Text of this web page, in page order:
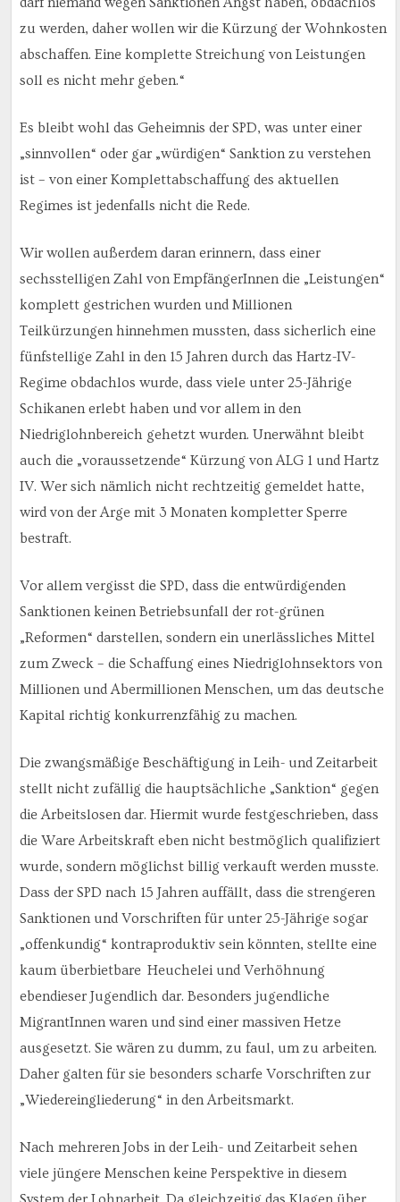
zu werden, daher wollen wir die Kürzung der Wohnkosten
abschaffen. Eine komplette Streichung von Leistungen
soll es nicht mehr geben.“
Es bleibt wohl das Geheimnis der SPD, was unter einer
„sinnvollen“ oder gar „würdigen“ Sanktion zu verstehen
ist – von einer Komplettabschaffung des aktuellen
Regimes ist jedenfalls nicht die Rede.
Wir wollen außerdem daran erinnern, dass einer
sechsstelligen Zahl von EmpfängerInnen die „Leistungen“
komplett gestrichen wurden und Millionen
Teilkürzungen hinnehmen mussten, dass sicherlich eine
fünfstellige Zahl in den 15 Jahren durch das Hartz-IV-
Regime obdachlos wurde, dass viele unter 25-Jährige
Schikanen erlebt haben und vor allem in den
Niedriglohnbereich gehetzt wurden. Unerwähnt bleibt
auch die „voraussetzende“ Kürzung von ALG 1 und Hartz
IV. Wer sich nämlich nicht rechtzeitig gemeldet hatte,
wird von der Arge mit 3 Monaten kompletter Sperre
bestraft.
Vor allem vergisst die SPD, dass die entwürdigenden
Sanktionen keinen Betriebsunfall der rot-grünen
„Reformen“ darstellen, sondern ein unerlässliches Mittel
zum Zweck – die Schaffung eines Niedriglohnsektors von
Millionen und Abermillionen Menschen, um das deutsche
Kapital richtig konkurrenzfähig zu machen.
Die zwangsmäßige Beschäftigung in Leih- und Zeitarbeit
stellt nicht zufällig die hauptsächliche „Sanktion“ gegen
die Arbeitslosen dar. Hiermit wurde festgeschrieben, dass
die Ware Arbeitskraft eben nicht bestmöglich qualifiziert
wurde, sondern möglichst billig verkauft werden musste.
Dass der SPD nach 15 Jahren auffällt, dass die strengeren
Sanktionen und Vorschriften für unter 25-Jährige sogar
„offenkundig“ kontraproduktiv sein könnten, stellte eine
kaum überbietbare Heuchelei und Verhöhnung
ebendieser Jugendlich dar. Besonders jugendliche
MigrantInnen waren und sind einer massiven Hetze
ausgesetzt. Sie wären zu dumm, zu faul, um zu arbeiten.
Daher galten für sie besonders scharfe Vorschriften zur
„Wiedereingliederung“ in den Arbeitsmarkt.
Nach mehreren Jobs in der Leih- und Zeitarbeit sehen
viele jüngere Menschen keine Perspektive in diesem